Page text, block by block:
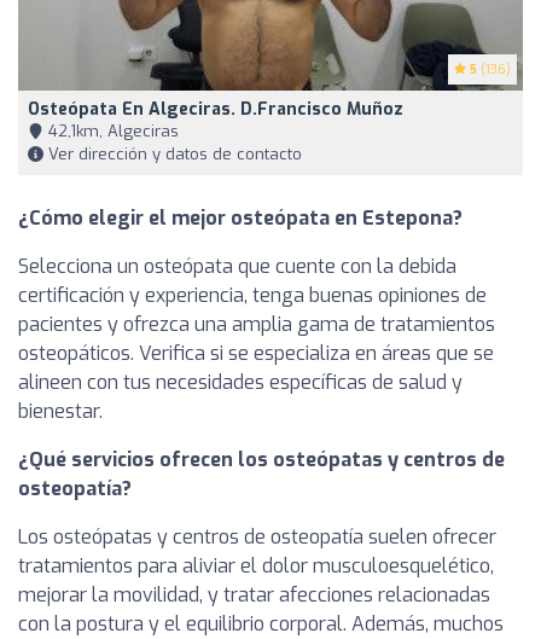
5 (136)
Osteópata En Algeciras. D.Francisco Muñoz
42,1km, Algeciras
Ver dirección y datos de contacto
¿Cómo elegir el mejor osteópata en Estepona?
Selecciona un osteópata que cuente con la debida
certificación y experiencia, tenga buenas opiniones de
pacientes y ofrezca una amplia gama de tratamientos
osteopáticos. Verifica si se especializa en áreas que se
alineen con tus necesidades específicas de salud y
bienestar.
¿Qué servicios ofrecen los osteópatas y centros de
osteopatía?
Los osteópatas y centros de osteopatía suelen ofrecer
tratamientos para aliviar el dolor musculoesquelético,
mejorar la movilidad, y tratar afecciones relacionadas
con la postura y el equilibrio corporal. Además, muchos